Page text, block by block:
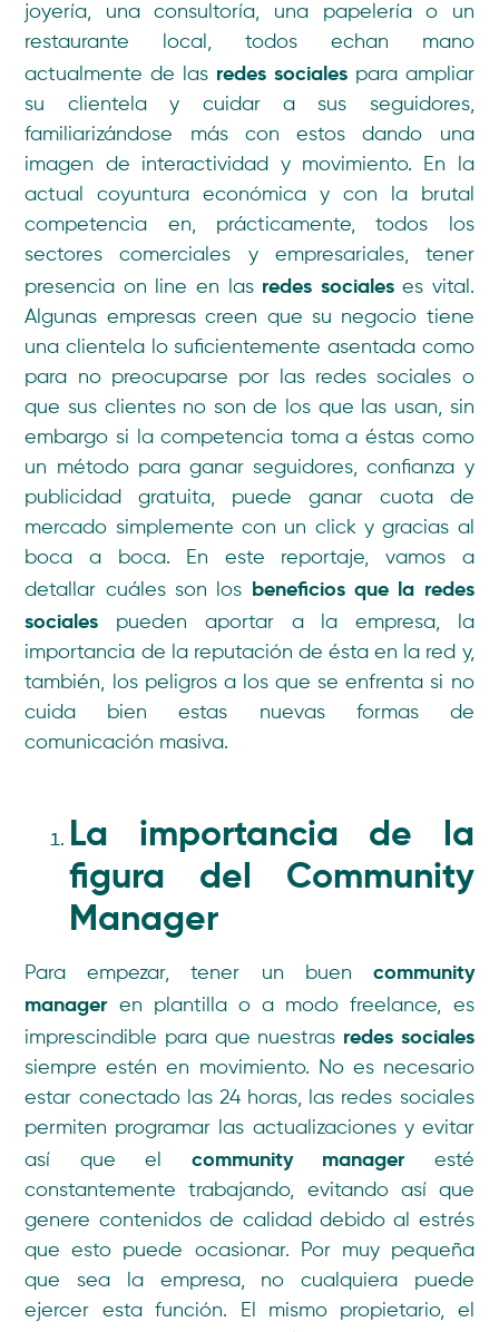
joyería, una consultoría, una papelería o un
restaurante local, todos echan mano
actualmente de las redes socialespara ampliar
su clientela y cuidar a sus seguidores,
familiarizándose más con estos dando una
imagen de interactividad y movimiento. En la
actual coyuntura económica y con la brutal
competencia en, prácticamente, todos los
sectores comerciales y empresariales, tener
presencia on line en las redes socialeses vital.
Algunas empresas creen que su negocio tiene
una clientela lo suficientemente asentada como
para no preocuparse por las redes sociales o
que sus clientes no son de los que las usan, sin
embargo si la competencia toma a éstas como
un método para ganar seguidores, confianza y
publicidad gratuita, puede ganar cuota de
mercado simplemente con un click y gracias al
boca a boca. En este reportaje, vamos a
detallar cuáles son los beneficios que la redes
sociales pueden aportar a la empresa, la
importancia de la reputación de ésta en la red y,
también, los peligros a los que se enfrenta si no
cuida bien estas nuevas formas de
comunicación masiva.
La importancia de la
figura del Community
Manager
Para empezar, tener un buen community
manageren plantilla o a modo freelance, es
imprescindible para que nuestras redes sociales
siempre estén en movimiento. No es necesario
estar conectado las 24 horas, las redes sociales
permiten programar las actualizaciones y evitar
así que el community manageresté
constantemente trabajando, evitando así que
genere contenidos de calidad debido al estrés
que esto puede ocasionar. Por muy pequeña
que sea la empresa, no cualquiera puede
ejercer esta función. El mismo propietario, el